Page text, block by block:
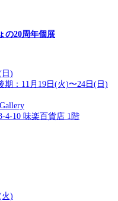
の20周年個展
日)
期：11月19日(火)〜24日(日)
4-10 味楽百貨店 1階
火)